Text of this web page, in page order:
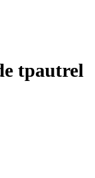
tpautrel